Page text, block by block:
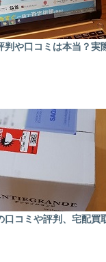
判や口コミは本当？実
口コミや評判、宅配買